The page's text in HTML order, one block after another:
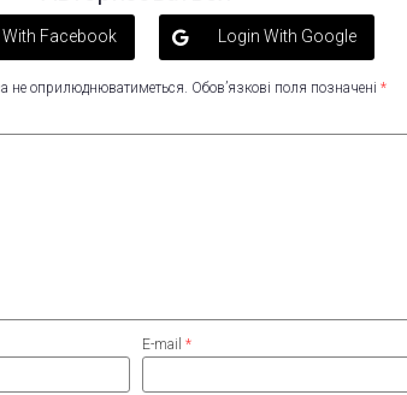
With Facebook Login With Google
не оприлюднюватиметься. Обов’язкові поля позначені *
E-mail *